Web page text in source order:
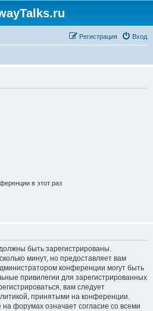
Вход
Регистрация
в этот раз
быть зарегистрированы.
минут, но предоставляет вам
конференции могут быть
привилегии для зарегистрированных
вам следует
принятыми на конференции.
форумах означает согласие со всеми